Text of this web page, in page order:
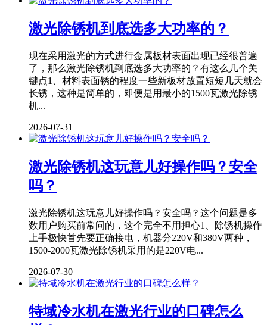
激光除锈机到底选多大功率的？
现在采用激光的方式进行金属板材表面出现已经很普遍
了，那么激光除锈机到底选多大功率的？有这么几个关
键点1、材料表面锈的程度一些新板材放置短短几天就会
长锈，这种是简单的，即便是用最小的1500瓦激光除锈
机...
2026-07-31
激光除锈机这玩意儿好操作吗？安全
吗？
激光除锈机这玩意儿好操作吗？安全吗？这个问题是多
数用户购买前常问的，这个完全不用担心1、除锈机操作
上手极快首先要正确接电，机器分220V和380V两种，
1500-2000瓦激光除锈机采用的是220V电...
2026-07-30
特域冷水机在激光行业的口碑怎么